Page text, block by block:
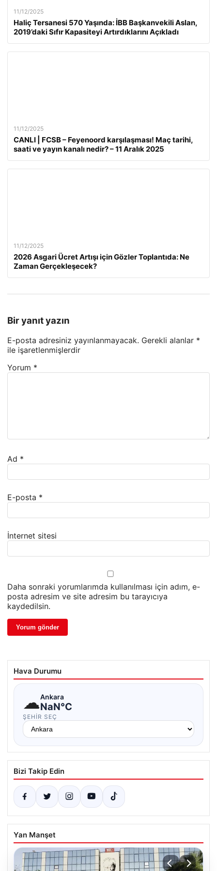
11/12/2025
Haliç Tersanesi 570 Yaşında: İBB Başkanvekili Aslan,
2019’daki Sıfır Kapasiteyi Artırdıklarını Açıkladı
11/12/2025
CANLI | FCSB – Feyenoord karşılaşması! Maç tarihi,
saati ve yayın kanalı nedir? – 11 Aralık 2025
11/12/2025
2026 Asgari Ücret Artışı için Gözler Toplantıda: Ne
Zaman Gerçekleşecek?
Bir yanıt yazın
E-posta adresiniz yayınlanmayacak. Gerekli alanlar *
ile işaretlenmişlerdir
Yorum *
Ad *
E-posta *
İnternet sitesi
Daha sonraki yorumlarımda kullanılması için adım, e-
posta adresim ve site adresim bu tarayıcıya
kaydedilsin.
Hava Durumu
☁Ankara
NaN°C
ŞEHIR SEÇ
Bizi Takip Edin
Yan Manşet